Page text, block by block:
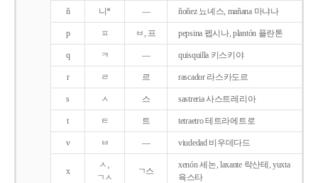
ñ 니* ― ñoñez 뇨녜스, mañana 마냐나
p ㅍ ㅂ, 프 pepsina 펩시나, plantón 플란톤
q ㅋ ― quisquilla 키스키야
r ㄹ 르 rascador 라스카도르
s ㅅ 스 sastreria 사스트레리아
t ㅌ 트 tetraetro 테트라에트로
v ㅂ ― viudedad 비우데다드
x
ㅅ,
ㄱㅅ
ㄱ스
xenón 세논, laxante 락산테, yuxta
육스타